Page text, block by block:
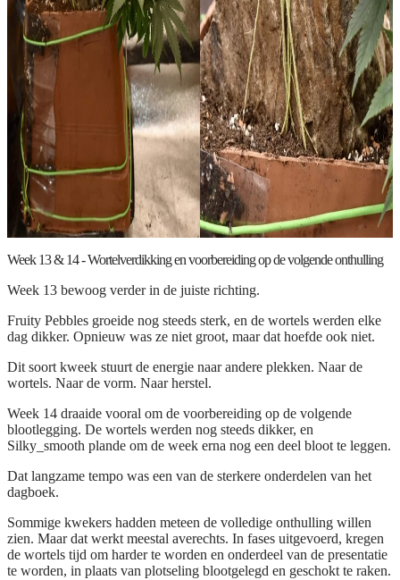
Week 13 & 14 - Wortelverdikking en voorbereiding op de volgende onthulling
Week 13 bewoog verder in de juiste richting.
Fruity Pebbles groeide nog steeds sterk, en de wortels werden elke
dag dikker. Opnieuw was ze niet groot, maar dat hoefde ook niet.
Dit soort kweek stuurt de energie naar andere plekken. Naar de
wortels. Naar de vorm. Naar herstel.
Week 14 draaide vooral om de voorbereiding op de volgende
blootlegging. De wortels werden nog steeds dikker, en
Silky_smooth plande om de week erna nog een deel bloot te leggen.
Dat langzame tempo was een van de sterkere onderdelen van het
dagboek.
Sommige kwekers hadden meteen de volledige onthulling willen
zien. Maar dat werkt meestal averechts. In fases uitgevoerd, kregen
de wortels tijd om harder te worden en onderdeel van de presentatie
te worden, in plaats van plotseling blootgelegd en geschokt te raken.